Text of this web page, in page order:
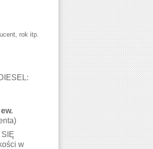
rok itp.
w